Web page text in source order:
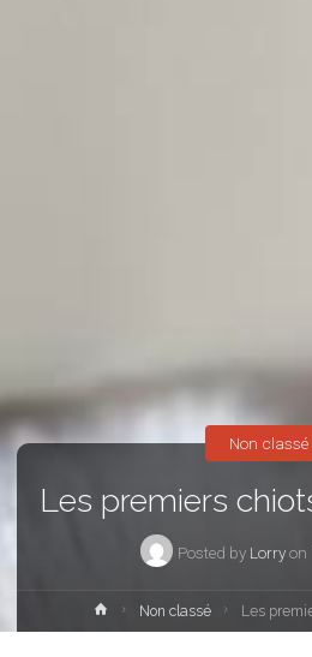
Les premiers
Posted by Lorryon
Non classé
HomeNon classé Les